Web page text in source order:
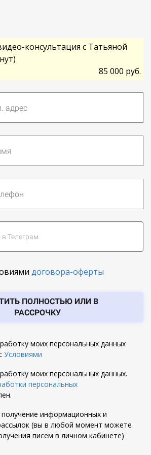
консультация с Татьяной
85 000 руб.
договора-оферты
ПОЛНОСТЬЮ ИЛИ В
РАССРОЧКУ
моих персональных данных
Условиями
моих персональных данных.
персональных
получение информационных и
(вы в любой момент можете
писем в личном кабинете)